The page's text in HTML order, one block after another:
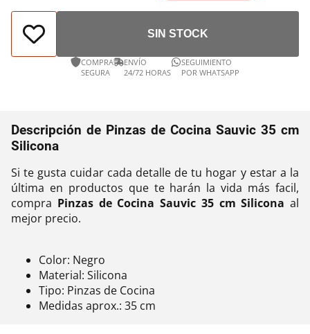
SIN STOCK
COMPRA
SEGURA
ENVÍO
24/72 HORAS
SEGUIMIENTO
POR WHATSAPP
Descripción de Pinzas de Cocina Sauvic 35 cm
Silicona
Si te gusta cuidar cada detalle de tu hogar y estar a la
última en productos que te harán la vida más facil,
compra Pinzas de Cocina Sauvic 35 cm Silicona al
mejor precio.
Color: Negro
Material: Silicona
Tipo: Pinzas de Cocina
Medidas aprox.: 35 cm